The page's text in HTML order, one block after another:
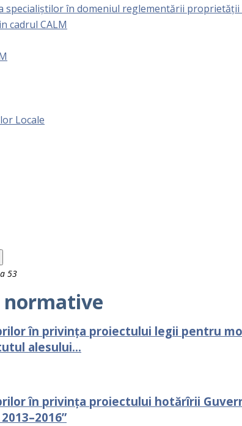
specialiştilor în domeniul reglementării proprietăţii
cadrul CALM
Locale
53
normative
în privința proiectului legii pentru
alesului...
în privința proiectului hotărîrii